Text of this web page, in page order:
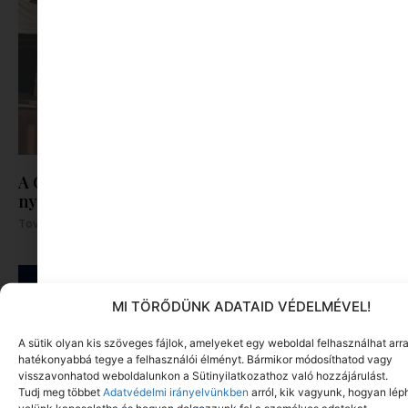
MI TÖRŐDÜNK ADATAID VÉDELMÉVEL!
A sütik olyan kis szöveges fájlok, amelyeket egy weboldal felhasználhat
hatékonyabbá tegye a felhasználói élményt. Bármikor módosíthatod vagy
visszavonhatod weboldalunkon a Sütinyilatkozathoz való hozzájárulást.
Tudj meg többet Adatvédelmi irányelvünkben arról, kik vagyunk, hogyan
A Centrál Színház két amerikai vígjátékot visz
nyárra a Szigliget Várudvarba